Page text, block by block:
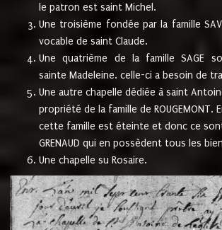
le patron est saint Michel.
Une troisième fondée par la famille
vocable de saint Claude.
Une quatrième de la famille SAGE
sainte Madeleine. celle-ci a besoin de
Une autre chapelle dédiée à saint
propriété de la famille de ROUGEMONT.
cette famille est éteinte et donc ce
GRENAUD qui en possèdent tous les
Une chapelle su Rosaire.